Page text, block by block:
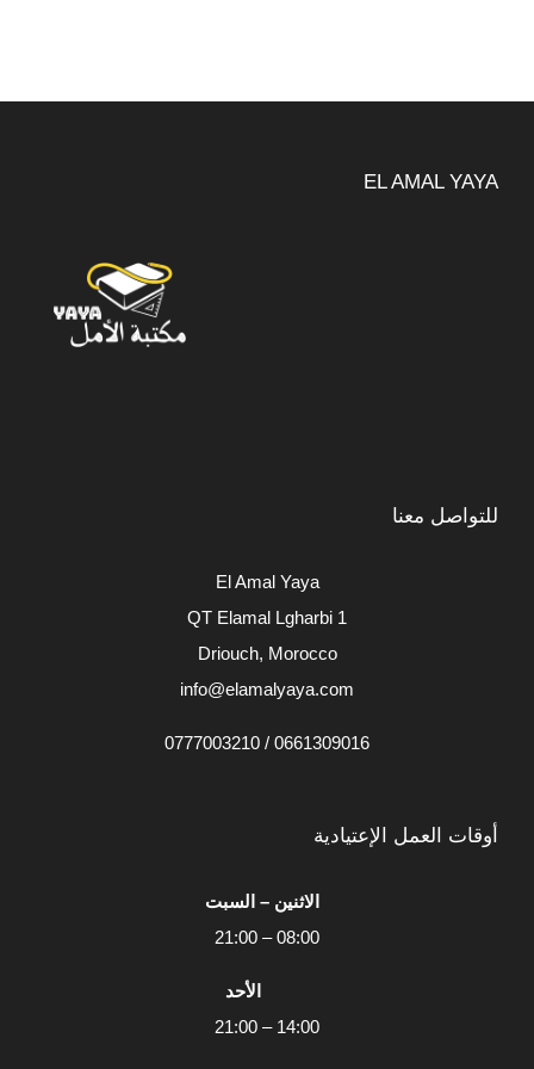
EL AMAL YAYA
للتواصل معنا
El Amal Yaya
QT Elamal Lgharbi 1
Driouch, Morocco
info@elamalyaya.com
0661309016 / 0777003210
أوقات العمل الإعتيادية
الاثنين – السبت
08:00 – 21:00
الأحد
14:00 – 21:00